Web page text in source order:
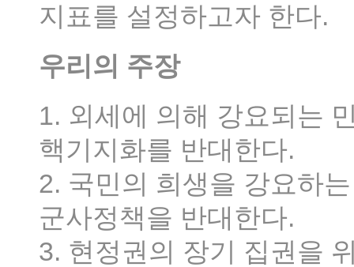
지표를 설정하고자 한다.
우리의 주장
1. 외세에 의해 강요되는
핵기지화를 반대한다.
2. 국민의 희생을 강요하
군사정책을 반대한다.
3. 현정권의 장기 집권을